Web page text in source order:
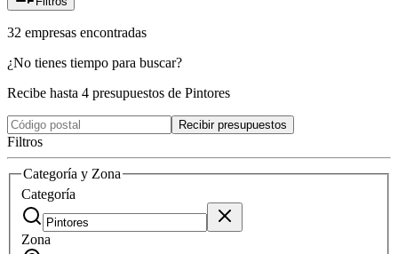
32 empresas encontradas
¿No tienes tiempo para buscar?
Recibe hasta 4 presupuestos de Pintores
Recibir presupuestos
Filtros
Categoría y Zona
Categoría
Zona